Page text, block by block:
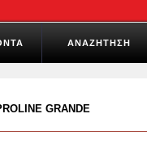
ΑΝΑΖΗΤΗΣΗ
GRANDE